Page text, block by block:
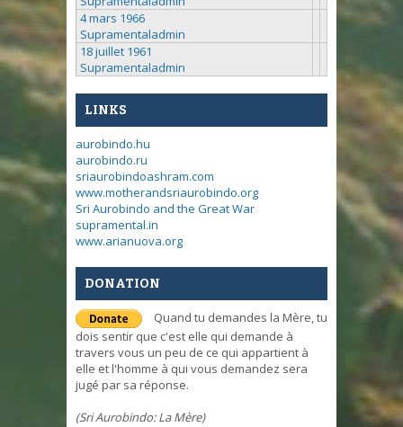
4 mars 1966
Supramentaladmin
18 juillet 1961
Supramentaladmin
LINKS
aurobindo.hu
aurobindo.ru
sriaurobindoashram.com
www.motherandsriaurobindo.org
Sri Aurobindo and the Great War
supramental.in
www.arianuova.org
DONATION
Quand tu demandes la Mère, tu
dois sentir que c'est elle qui demande à
travers vous un peu de ce qui appartient à
elle et l'homme à qui vous demandez sera
jugé par sa réponse.
(Sri Aurobindo: La Mère)